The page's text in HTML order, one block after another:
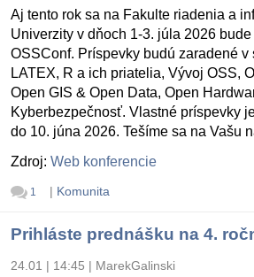
Aj tento rok sa na Fakulte riadenia a
Univerzity v dňoch 1-3. júla 2026
OSSConf. Príspevky budú zaradené v
LATEX, R a ich priatelia, Vývoj OSS,
Open GIS & Open Data, Open
Kyberbezpečnosť. Vlastné príspevky
do 10. júna 2026. Tešíme sa na Vašu
Zdroj: Web konferencie
1 | Komunita
Prihláste prednášku na 4.
24.01 | 14:45 | MarekGalinski